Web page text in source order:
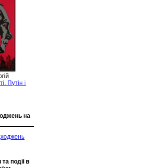
Путін і
на
подіі в